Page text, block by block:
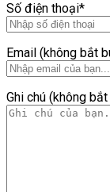
Số điện thoại*
Email (không bắt
Ghi chú (không